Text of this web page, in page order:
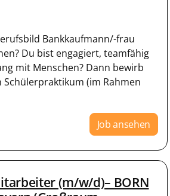
Bankkaufmann/-frau
Du bist engagiert, teamfähig
mit Menschen? Dann bewirb
Schülerpraktikum (im Rahmen
Job ansehen
(m/w/d)– BORN